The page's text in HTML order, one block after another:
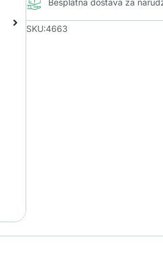
Besplatna dostava za
SKU:4663